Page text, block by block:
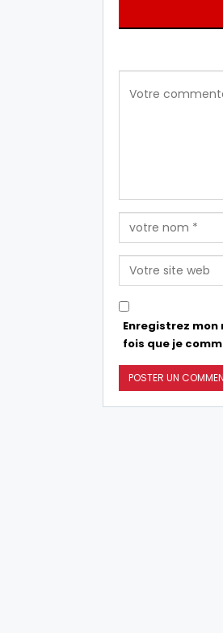
Enregistrez
fois que je